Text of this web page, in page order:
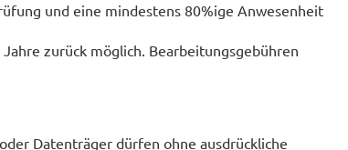
und eine mindestens 80%ige Anwesenheit
zurück möglich. Bearbeitungsgebühren
Datenträger dürfen ohne ausdrückliche